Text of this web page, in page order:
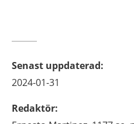
Senast uppdaterad:
2024-01-31
Redaktör: